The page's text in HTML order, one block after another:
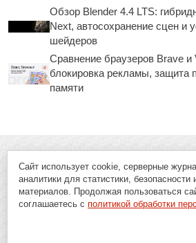
Обзор Blender 4.4 LTS:
Next, автосохранение сцен и
шейдеров
Сравнение браузеров Brave и
блокировка рекламы, защита
памяти
Сайт использует cookie, серверные
аналитики для статистики,
материалов. Продолжая пользоваться
соглашаетесь с политикой обработки